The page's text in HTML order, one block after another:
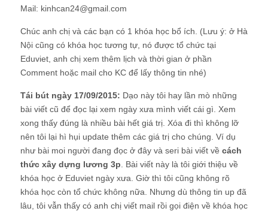
Mail: kinhcan24@gmail.com
Chúc anh chị và các bạn có 1 khóa học bổ ích. (Lưu ý: ở Hà
Nội cũng có khóa học tương tự, nó được tổ chức tại
Eduviet, anh chị xem thêm lịch và thời gian ở phần
Comment hoặc mail cho KC để lấy thông tin nhé)
Tái bút ngày 17/09/2015: Dạo này tôi hay lần mò những
bài viết cũ để đọc lại xem ngày xưa mình viết cái gì. Xem
xong thấy đúng là nhiều bài hết giá trị. Xóa đi thì không lỡ
nên tôi lại hì hụi update thêm các giá trị cho chúng. Ví dụ
như bài moi người đang đọc ở đây và seri bài viết về cách
thức xây dựng lương 3p . Bài viết này là tôi giới thiệu về
khóa học ở Eduviet ngày xưa. Giờ thì tôi cũng không rõ
khóa học còn tổ chức không nữa. Nhưng dù thông tin up đã
lâu, tôi vẫn thấy có anh chị viết mail rồi gọi điện về khóa học